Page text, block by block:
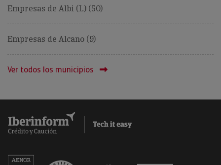
Empresas de Albi (L) (50)
Empresas de Alcano (9)
Ver todos los municipios